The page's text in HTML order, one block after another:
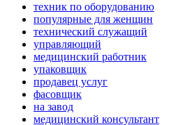
техник по оборудованию
популярные для женщин
технический служащий
управляющий
медицинский работник
упаковщик
продавец услуг
фасовщик
на завод
медицинский консультант